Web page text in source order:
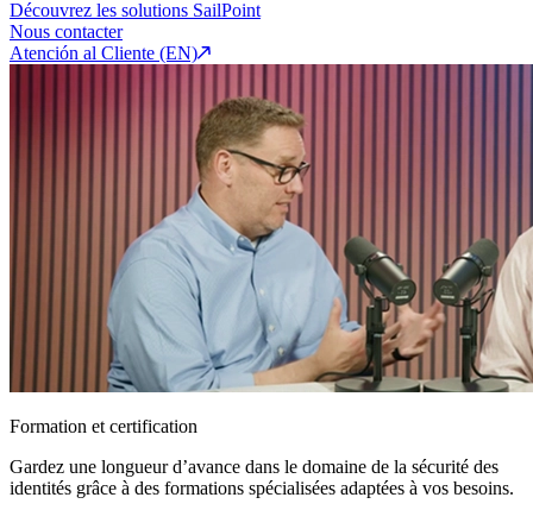
Découvrez les solutions SailPoint
Nous contacter
Atención al Cliente (EN)
Formation et certification
Gardez une longueur d’avance dans le domaine de la sécurité des
identités grâce à des formations spécialisées adaptées à vos besoins.